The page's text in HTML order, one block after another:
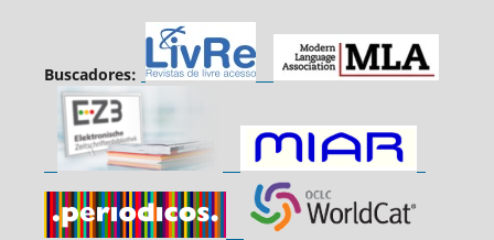
Buscadores: